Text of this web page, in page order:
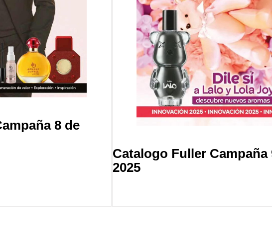
8 de
Catalogo Fuller Campaña
2025